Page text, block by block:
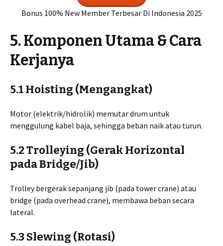
Bonus 100% New Member Terbesar Di Indonesia 2025
5. Komponen Utama & Cara
Kerjanya
5.1 Hoisting (Mengangkat)
Motor (elektrik/hidrolik) memutar drum untuk
menggulung kabel baja, sehingga beban naik atau turun.
5.2 Trolleying (Gerak Horizontal
pada Bridge/Jib)
Trolley bergerak sepanjang jib (pada tower crane) atau
bridge (pada overhead crane), membawa beban secara
lateral.
5.3 Slewing (Rotasi)